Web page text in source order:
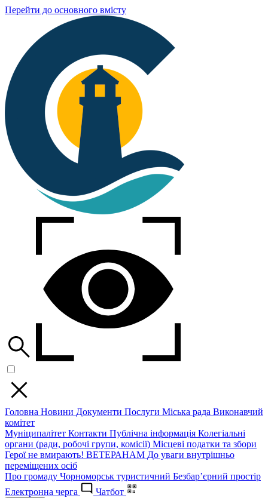
Перейти до основного вмісту
Головна Новини Документи Послуги Міська рада Виконавчий
комітет
Муніципалітет Контакти Публічна інформація Колегіальні
органи (ради, робочі групи, комісії) Місцеві податки та збори
Герої не вмирають! ВЕТЕРАНАМ До уваги внутрішньо
переміщених осіб
Про громаду Чорноморськ туристичний Безбар’єрний простір
Електронна черга
Чатбот